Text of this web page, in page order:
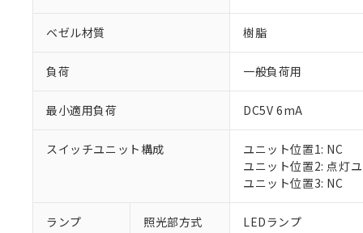
ベゼル材質 樹脂
負荷 一般負荷用
最小適用負荷 DC5V 6mA
スイッチユニット構成
ユニット位置1: NC
ユニット位置2: 点灯
ユニット位置3: NC
ランプ 照光部方式 LEDランプ
※1 対応状況